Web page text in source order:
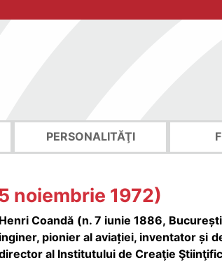
PERSONALITĂŢI
noiembrie 1972)
Henri Coandă (n. 7 iunie 1886,
inginer, pionier al aviației, inventator și
al Institutului de Creaţie